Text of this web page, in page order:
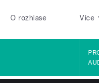
O rozhlase Více